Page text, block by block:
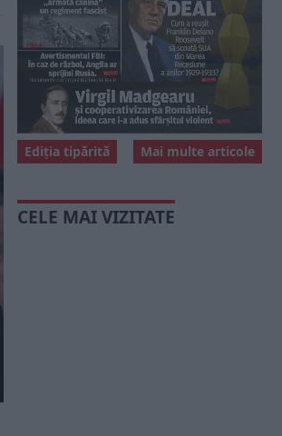
Mai multe articole
Ediția tipărită
CELE MAI VIZITATE